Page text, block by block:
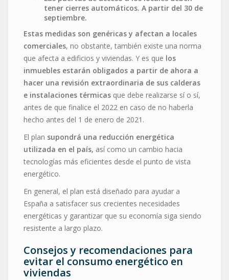
tener cierres automáticos. A partir del 30 de
septiembre.
Estas medidas son genéricas y afectan a locales
comerciales, no obstante, también existe una norma
que afecta a edificios y viviendas. Y es que los
inmuebles estarán obligados a partir de ahora a
hacer una revisión extraordinaria de sus calderas
e instalaciones térmicas que debe realizarse sí o sí,
antes de que finalice el 2022 en caso de no haberla
hecho antes del 1 de enero de 2021.
El plan supondrá una reducción energética
utilizada en el país, así como un cambio hacia
tecnologías más eficientes desde el punto de vista
energético.
En general, el plan está diseñado para ayudar a
España a satisfacer sus crecientes necesidades
energéticas y garantizar que su economía siga siendo
resistente a largo plazo.
Consejos y recomendaciones para
evitar el consumo energético en
viviendas